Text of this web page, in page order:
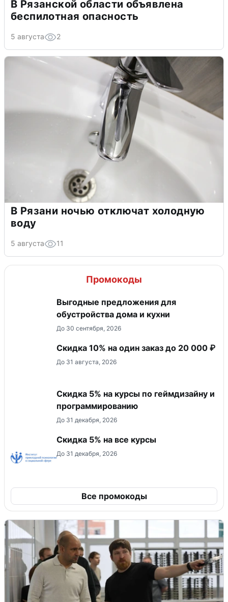
В Рязанской области объявлена
беспилотная опасность
5 августа 2
В Рязани ночью отключат холодную
воду
5 августа 11
Промокоды
Выгодные предложения для
обустройства дома и кухни
До 30 сентября, 2026
Скидка 10% на один заказ до 20 000 ₽
До 31 августа, 2026
Скидка 5% на курсы по геймдизайну и
программированию
До 31 декабря, 2026
Скидка 5% на все курсы
До 31 декабря, 2026
Все промокоды